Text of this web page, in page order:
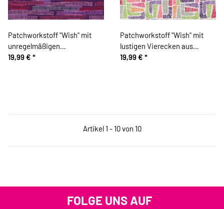
Patchworkstoff "Wish" mit
unregelmäßigen
Gitterstreifen, lila-rot-altrosa
19,99 € *
Patchworkstoff "Wish" mit
lustigen Vierecken aus
Blattzweigen, hellgrün-natur-
19,99 € *
Artikel 1 - 10 von 10
FOLGE UNS AUF